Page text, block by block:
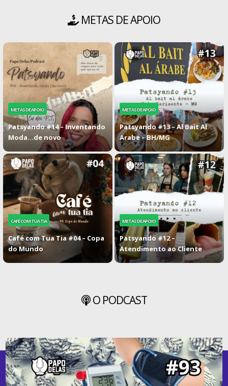
METAS DE APOIO
METAS DE APOIO
Patsyando #14 – Inventando
Moda…de novo
METAS DE APOIO
Patsyando #13 – Al Bait Al
Arabe – BH/MG
CAFÉ COM TUA TIA
Café com Tua Tia #04 – Copa
do Mundo
METAS DE APOIO
Patsyando #12 –
Atendimento ao Cliente
O PODCAST